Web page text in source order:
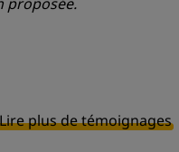
Lire plus de témoignages